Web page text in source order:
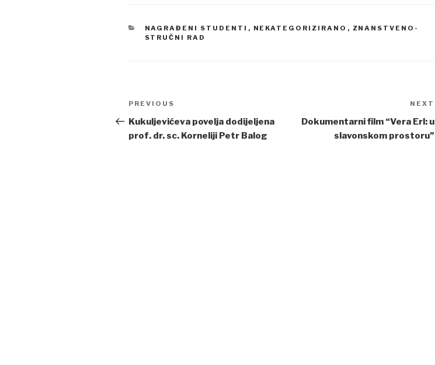
CATEGORIES
NAGRAĐENI STUDENTI , NEKATEGORIZIRANO , ZNANSTVENO-
STRUČNI RAD
Post
navigation
Previous
Post
PREVIOUS
Kukuljevićeva povelja dodijeljena
prof. dr. sc. Korneliji Petr Balog
NEXT
Dokumentarni film “Vera Erl: u
slavonskom prostoru”